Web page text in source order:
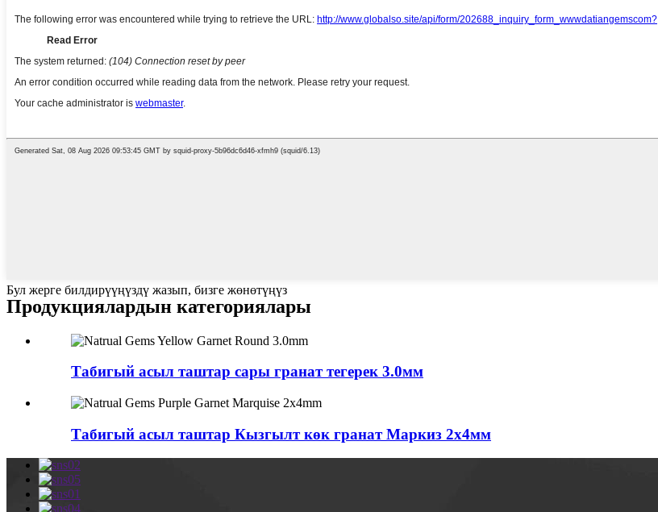
Бул жерге билдирүүңүздү жазып, бизге жөнөтүңүз
Продукциялардын категориялары
Табигый асыл таштар сары гранат тегерек 3.0мм
Табигый асыл таштар Кызгылт көк гранат Маркиз 2x4мм